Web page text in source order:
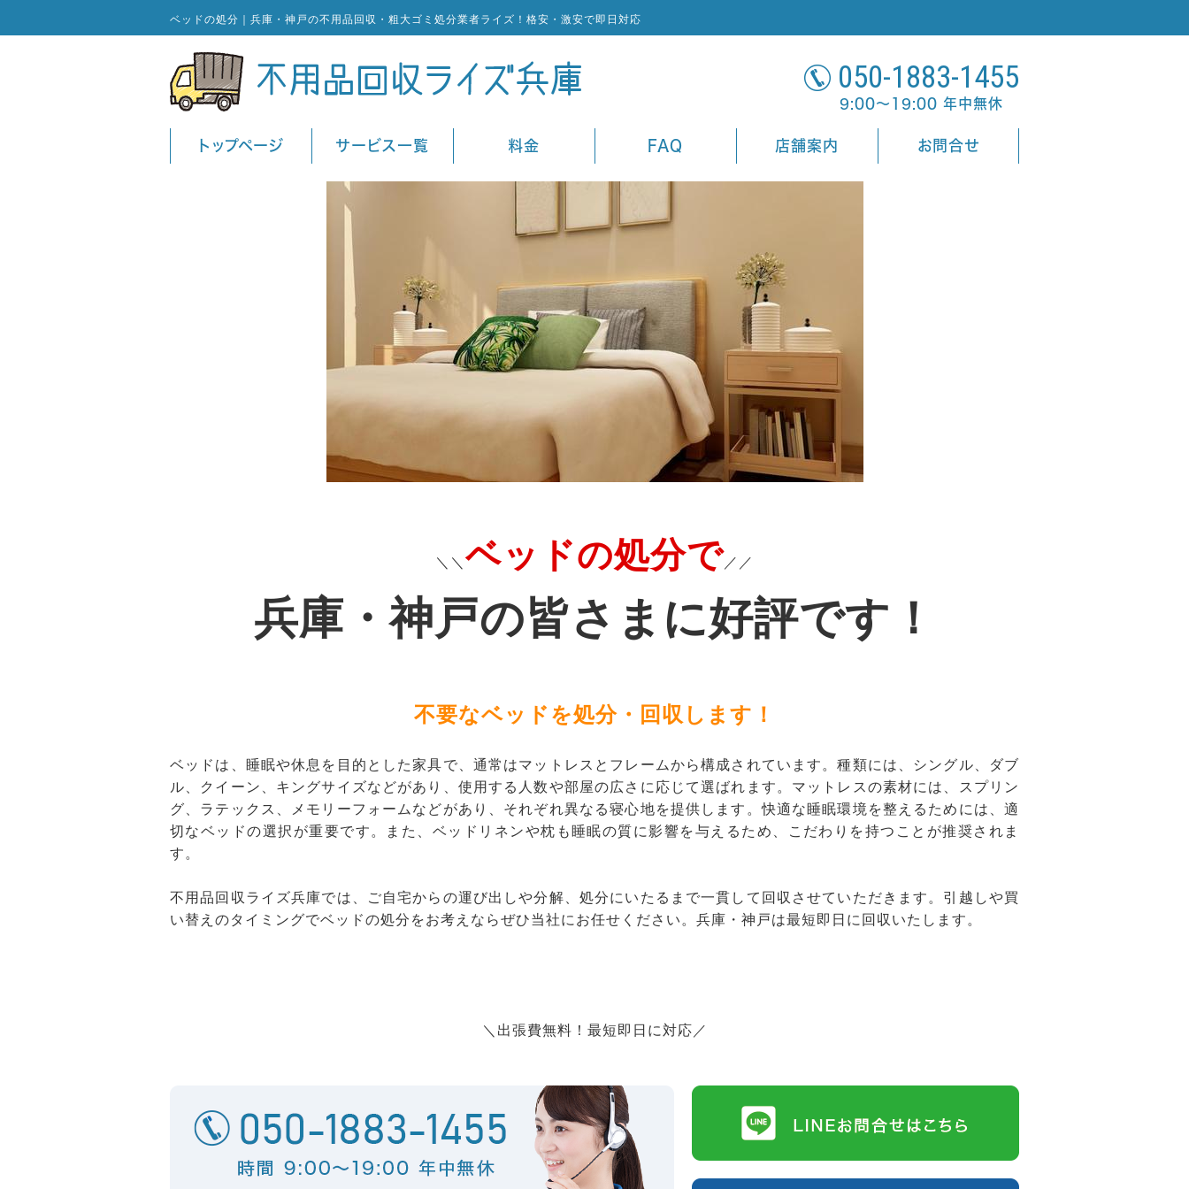
ベッドの処分｜兵庫・神戸の不用品回収・粗大ゴミ処分業者ライズ！格安・激安で即日対応
050-1883-1455
9:00～19:00 年中無休
トップページ サービス一覧 料金 FAQ 店舗案内 お問合せ
＼＼ ベッドの処分で ／／
兵庫・神戸の皆さまに好評です！
不要なベッドを処分・回収します！
ベッドは、睡眠や休息を目的とした家具で、通常はマットレスとフレームから構成されています。種類には、シングル、ダブ
ル、クイーン、キングサイズなどがあり、使用する人数や部屋の広さに応じて選ばれます。マットレスの素材には、スプリン
グ、ラテックス、メモリーフォームなどがあり、それぞれ異なる寝心地を提供します。快適な睡眠環境を整えるためには、適
切なベッドの選択が重要です。また、ベッドリネンや枕も睡眠の質に影響を与えるため、こだわりを持つことが推奨されま
す。
不用品回収ライズ兵庫では、ご自宅からの運び出しや分解、処分にいたるまで一貫して回収させていただきます。引越しや買
い替えのタイミングでベッドの処分をお考えならぜひ当社にお任せください。兵庫・神戸は最短即日に回収いたします。
＼出張費無料！最短即日に対応／